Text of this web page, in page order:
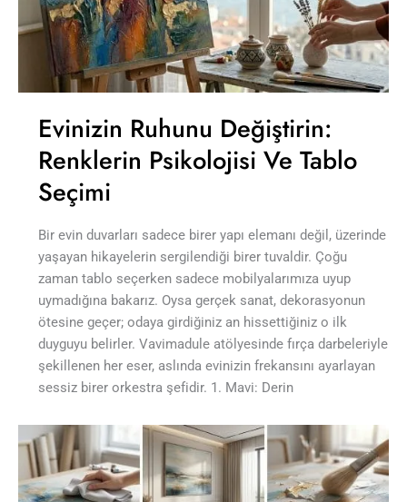
Evinizin Ruhunu Değiştirin:
Renklerin Psikolojisi Ve Tablo
Seçimi
Bir evin duvarları sadece birer yapı elemanı değil, üzerinde
yaşayan hikayelerin sergilendiği birer tuvaldir. Çoğu
zaman tablo seçerken sadece mobilyalarımıza uyup
uymadığına bakarız. Oysa gerçek sanat, dekorasyonun
ötesine geçer; odaya girdiğiniz an hissettiğiniz o ilk
duyguyu belirler. Vavimadule atölyesinde fırça darbeleriyle
şekillenen her eser, aslında evinizin frekansını ayarlayan
sessiz birer orkestra şefidir. 1. Mavi: Derin